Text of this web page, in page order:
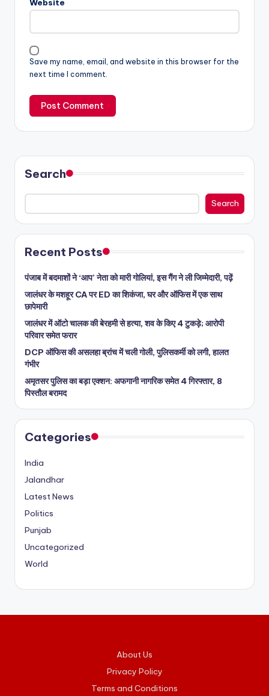
Website
Save my name, email, and website in this browser for the
next time I comment.
Search
Search
Recent Posts
पंजाब में बदमाशों ने ‘आप’ नेता को मारी गोलियां, इस गैंग ने ली जिम्मेदारी, पढ़ें
जालंधर के मशहूर CA पर ED का शिकंजा, घर और ऑफिस में एक साथ
छापेमारी
जालंधर में ऑटो चालक की बेरहमी से हत्या, शव के किए 4 टुकड़े; आरोपी
परिवार समेत फरार
DCP ऑफिस की असलहा ब्रांच में चली गोली, पुलिसकर्मी को लगी, हालत
गंभीर
अमृतसर पुलिस का बड़ा एक्शन: अफगानी नागरिक समेत 4 गिरफ्तार, 8
पिस्तौल बरामद
Categories
India
Jalandhar
Latest News
Politics
Punjab
Uncategorized
World
About Us
Privacy Policy
Terms and Conditions